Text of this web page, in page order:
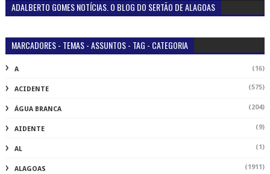
ADALBERTO GOMES NOTÍCIAS. O BLOG DO SERTÃO DE ALAGOAS
MARCADORES - TEMAS - ASSUNTOS - TAG - CATEGORIA
A (16)
ACIDENTE (575)
ÁGUA BRANCA (204)
AIDENTE (9)
AL (1)
ALAGOAS (1911)